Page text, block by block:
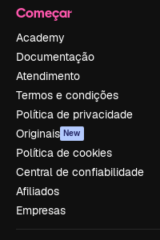
Começar
Academy
Documentação
Atendimento
Termos e condições
Política de privacidade
Originais New
Política de cookies
Central de confiabilidade
Afiliados
Empresas